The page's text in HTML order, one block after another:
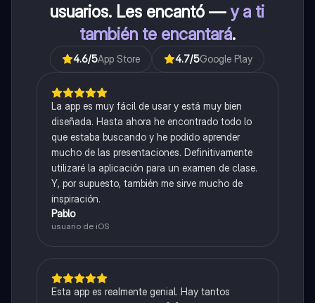
usuarios. Les encantó —y a ti
también te encantará.
4.6/5App Store 4.7/5Google Play
La app es muy fácil de usar y está muy bien
diseñada. Hasta ahora he encontrado todo lo
que estaba buscando y he podido aprender
mucho de las presentaciones. Definitivamente
utilizaré la aplicación para un examen de clase.
Y, por supuesto, también me sirve mucho de
inspiración.
Pablo
usuario de iOS
Esta app es realmente genial. Hay tantos